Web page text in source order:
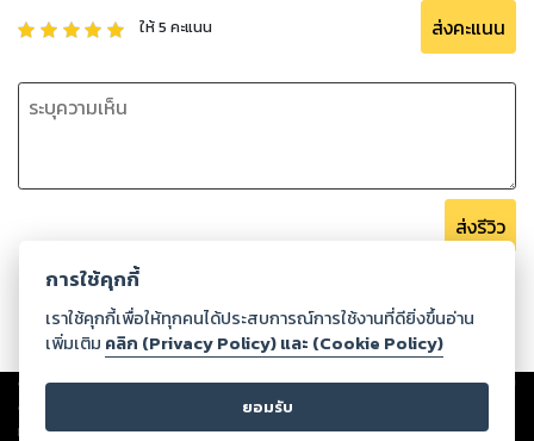
ให้5 คะแนน ส่งคะแนน
ส่งรีวิว
Copyright ©2026Storylog Co., Ltd. - สตอรี่ล็อกขอสงวนสิทธิ์ไม่รับผิดชอบ
ต่อผลงานหรือเนื้อหาใดที่อัปโหลดผ่านเว็บไซต์และปรากฏว่าละเมิดสิทธิใน
ทรัพย์สินทางปัญญาของบุคคลอื่นหรือขัดต่อกฎหมายและศีลธรรม ดังนั้น ผู้อ่าน
การใช้คุกกี้
เราใช้คุกกี้เพื่อให้ทุกคนได้ประสบการณ์การใช้งานที่ดียิ่งขึ้นอ่าน
เพิ่มเติม คลิก (Privacy Policy) และ (Cookie Policy)
ยอมรับ